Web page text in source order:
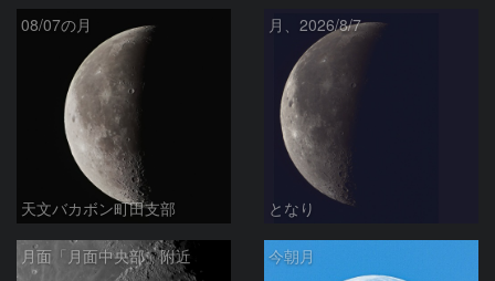
08/07の月
天文バカボン町田支部
月、2026/8/7
となり
月面「月面中央部」附近 今朝月